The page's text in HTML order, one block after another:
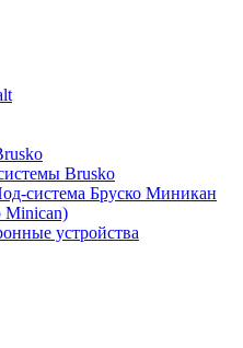
Brusko
система Бруско Миникан
Minican)
устройства